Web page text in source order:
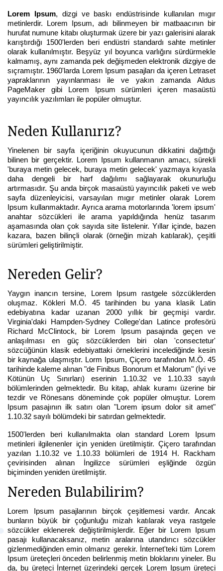
Lorem Ipsum, dizgi ve baskı endüstrisinde kullanılan mıgır
metinlerdir. Lorem Ipsum, adı bilinmeyen bir matbaacının bir
hurufat numune kitabı oluşturmak üzere bir yazı galerisini alarak
karıştırdığı 1500'lerden beri endüstri standardı sahte metinler
olarak kullanılmıştır. Beşyüz yıl boyunca varlığını sürdürmekle
kalmamış, aynı zamanda pek değişmeden elektronik dizgiye de
sıçramıştır. 1960'larda Lorem Ipsum pasajları da içeren Letraset
yapraklarının yayınlanması ile ve yakın zamanda Aldus
PageMaker gibi Lorem Ipsum sürümleri içeren masaüstü
yayıncılık yazılımları ile popüler olmuştur.
Neden Kullanırız?
Yinelenen bir sayfa içeriğinin okuyucunun dikkatini dağıttığı
bilinen bir gerçektir. Lorem Ipsum kullanmanın amacı, sürekli
'buraya metin gelecek, buraya metin gelecek' yazmaya kıyasla
daha dengeli bir harf dağılımı sağlayarak okunurluğu
artırmasıdır. Şu anda birçok masaüstü yayıncılık paketi ve web
sayfa düzenleyicisi, varsayılan mıgır metinler olarak Lorem
Ipsum kullanmaktadır. Ayrıca arama motorlarında 'lorem ipsum'
anahtar sözcükleri ile arama yapıldığında henüz tasarım
aşamasında olan çok sayıda site listelenir. Yıllar içinde, bazen
kazara, bazen bilinçli olarak (örneğin mizah katılarak), çeşitli
sürümleri geliştirilmiştir.
Nereden Gelir?
Yaygın inancın tersine, Lorem Ipsum rastgele sözcüklerden
oluşmaz. Kökleri M.Ö. 45 tarihinden bu yana klasik Latin
edebiyatına kadar uzanan 2000 yıllık bir geçmişi vardır.
Virginia'daki Hampden-Sydney College'dan Latince profesörü
Richard McClintock, bir Lorem Ipsum pasajında geçen ve
anlaşılması en güç sözcüklerden biri olan 'consectetur'
sözcüğünün klasik edebiyattaki örneklerini incelediğinde kesin
bir kaynağa ulaşmıştır. Lorm Ipsum, Çiçero tarafından M.Ö. 45
tarihinde kaleme alınan "de Finibus Bonorum et Malorum" (İyi ve
Kötünün Uç Sınırları) eserinin 1.10.32 ve 1.10.33 sayılı
bölümlerinden gelmektedir. Bu kitap, ahlak kuramı üzerine bir
tezdir ve Rönesans döneminde çok popüler olmuştur. Lorem
Ipsum pasajının ilk satırı olan "Lorem ipsum dolor sit amet"
1.10.32 sayılı bölümdeki bir satırdan gelmektedir.
1500'lerden beri kullanılmakta olan standard Lorem Ipsum
metinleri ilgilenenler için yeniden üretilmiştir. Çiçero tarafından
yazılan 1.10.32 ve 1.10.33 bölümleri de 1914 H. Rackham
çevirisinden alınan İngilizce sürümleri eşliğinde özgün
biçiminden yeniden üretilmiştir.
Nereden Bulabilirim?
Lorem Ipsum pasajlarının birçok çeşitlemesi vardır. Ancak
bunların büyük bir çoğunluğu mizah katılarak veya rastgele
sözcükler eklenerek değiştirilmişlerdir. Eğer bir Lorem Ipsum
pasajı kullanacaksanız, metin aralarına utandırıcı sözcükler
gizlenmediğinden emin olmanız gerekir. İnternet'teki tüm Lorem
Ipsum üreteçleri önceden belirlenmiş metin bloklarını yineler. Bu
da, bu üreteci İnternet üzerindeki gerçek Lorem Ipsum üreteci